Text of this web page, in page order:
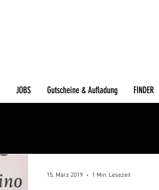
JOBS Gutscheine & Aufladung FINDER
15. März 2019 1 Min. Lesezeit